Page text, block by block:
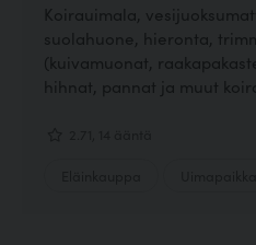
Koirauimala,
suolahuone, hieronta,
(kuivamuonat,
hihnat, pannat ja muut